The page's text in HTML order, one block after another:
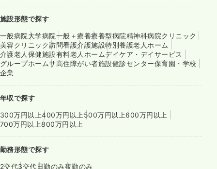
施設形態で探す
一般病院大学病院一般＋療養療養型病院精神科病院クリニック
美容クリニック訪問看護介護施設特別養護老人ホーム
介護老人保健施設有料老人ホームデイケア・デイサービス
グループホームサ高住障がい者施設健診センター保育園・学校
企業
年収で探す
300万円以上400万円以上 500万円以上600万円以上
700万円以上800万円以上
勤務形態で探す
2交代3交代日勤のみ夜勤のみ